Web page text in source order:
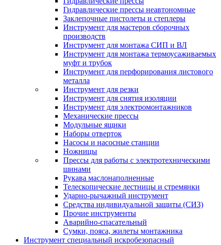
Гидравлические прессы неавтономные
Заклепочные пистолеты и степлеры
Инструмент для мастеров сборочных
производств
Инструмент для монтажа СИП и ВЛ
Инструмент для монтажа термоусаживаемых
муфт и трубок
Инструмент для перфорирования листового
металла
Инструмент для резки
Инструмент для снятия изоляции
Инструмент для электромонтажников
Механические прессы
Модульные ящики
Наборы отверток
Насосы и насосные станции
Ножницы
Прессы для работы с электротехническими
шинами
Рукава маслонаполненные
Телескопические лестницы и стремянки
Ударно-рычажный инструмент
Средства индивидуальной защиты (СИЗ)
Прочие инструменты
Аварийно-спасательный
Сумки, пояса, жилеты монтажника
Инструмент специальный искробезопасный